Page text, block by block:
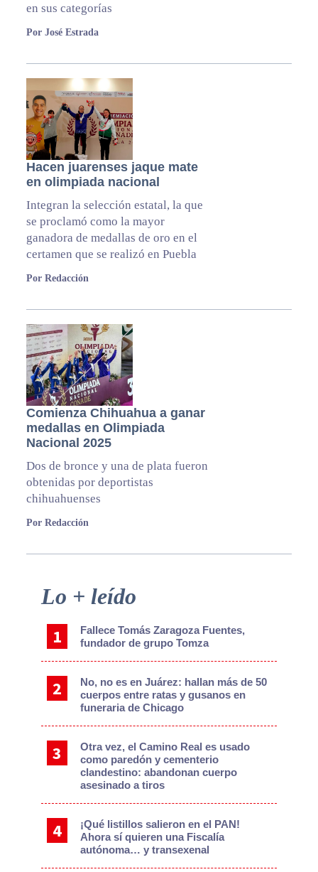
en sus categorías
Por José Estrada
Hacen juarenses jaque mate
en olimpiada nacional
Integran la selección estatal, la que
se proclamó como la mayor
ganadora de medallas de oro en el
certamen que se realizó en Puebla
Por Redacción
Comienza Chihuahua a ganar
medallas en Olimpiada
Nacional 2025
Dos de bronce y una de plata fueron
obtenidas por deportistas
chihuahuenses
Por Redacción
Primary
Sidebar
Lo + leído
Fallece Tomás Zaragoza Fuentes,
fundador de grupo Tomza
No, no es en Juárez: hallan más de 50
cuerpos entre ratas y gusanos en
funeraria de Chicago
Otra vez, el Camino Real es usado
como paredón y cementerio
clandestino: abandonan cuerpo
asesinado a tiros
¡Qué listillos salieron en el PAN!
Ahora sí quieren una Fiscalía
autónoma… y transexenal